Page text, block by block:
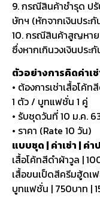
9. กรณีสินค้าชำรุด ป
ษัทฯ (หักจากเงินประกั
10. กรณีสินค้าสูญหาย
ซึ่งหากเกินวงเงินประ
ตัวอย่างการคิดค่าเ
• ต้องการเช่าเสื้อโค้
1 ตัว / บูทแฟชั่น 1 คู่
• รับชุดวันที่ 10 ม.ค.
• ราคา (Rate 10 วัน)
แบบชุด | ค่าเช่า | ค่า
เสื้อโค้ทสีดำผ้าวูล |
เสื้อขนเป็ดสีครีมฮู้ดเ
บูทแฟชั่น | 750บาท |